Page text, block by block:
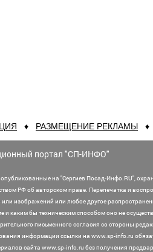
♦ РАЗМЕЩЕНИЕ РЕКЛАМЫ
портал "СП-ИНФО"
опубликованные на "Сергиев Посад-Инфо.RU",
РФ об авторском праве. Перепечатка и
или изображений или любое другое
и каким бы техническим способом оно не
письменного согласия со стороны
информации ссылки на www.sp-info.ru
сайта www.sp-info.ru без получения